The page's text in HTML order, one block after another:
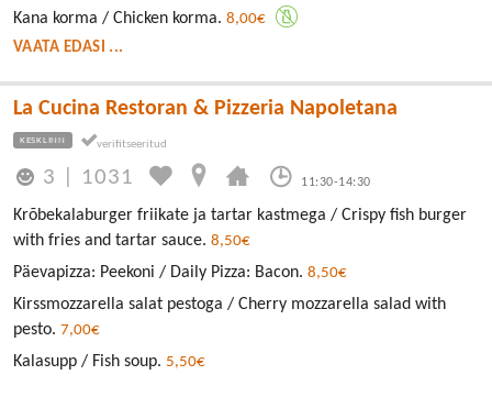
Kana korma / Chicken korma. 8,00€
VAATA EDASI ...
La Cucina Restoran & Pizzeria Napoletana
KESKLINN
3 1031 11:30-14:30
Krõbekalaburger friikate ja tartar kastmega / Crispy fish burger
with fries and tartar sauce. 8,50€
Päevapizza: Peekoni / Daily Pizza: Bacon. 8,50€
Kirssmozzarella salat pestoga / Cherry mozzarella salad with
pesto. 7,00€
Kalasupp / Fish soup. 5,50€